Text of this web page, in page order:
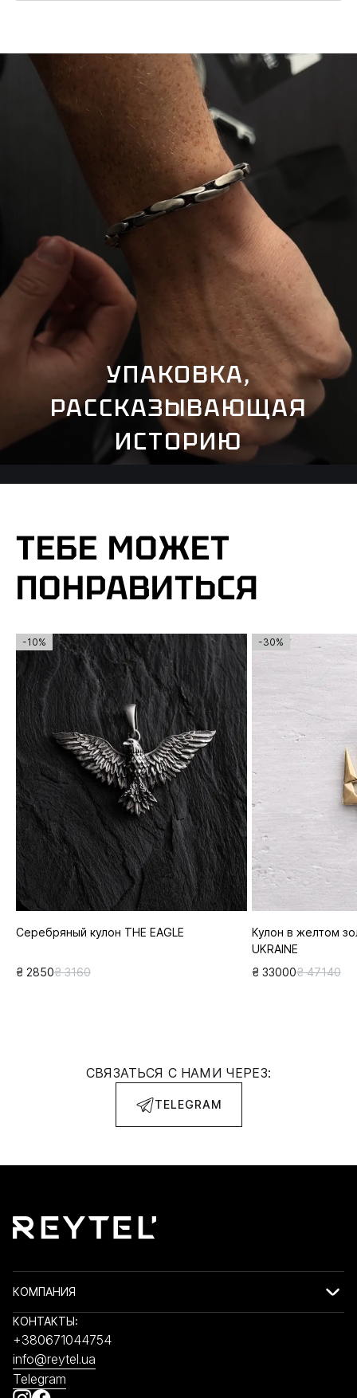
УПАКОВКА,
РАССКАЗЫВАЮЩАЯ
ИСТОРИЮ
ТЕБЕ МОЖЕТ
ПОНРАВИТЬСЯ
-10%
Серебряный кулон THE EAGLE
₴ 2850₴ 3160
-30%
Кулон в желтом
UKRAINE
₴ 33000₴ 47140
СВЯЗАТЬСЯ С НАМИ ЧЕРЕЗ:
TELEGRAM
КОМПАНИЯ
КОНТАКТЫ:
+380671044754
info@reytel.ua
Telegram